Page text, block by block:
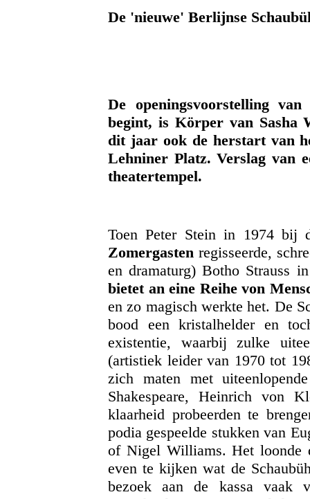
De 'nieuwe' Berlijnse
De openingsvoorstelling
begint, is Körper van Sasha
dit jaar ook de herstart van
Lehniner Platz. Verslag van
theatertempel.
Toen Peter Stein in 1974 bij
Zomergasten regisseerde,
en dramaturg) Botho Strauss
bietet an eine Reihe von
en zo magisch werkte het. De
bood een kristalhelder en
existentie, waarbij zulke
(artistiek leider van 1970 tot
zich maten met
Shakespeare, Heinrich von
klaarheid probeerden te
podia gespeelde stukken van
of Nigel Williams. Het loonde
even te kijken wat de
bezoek aan de kassa vaak